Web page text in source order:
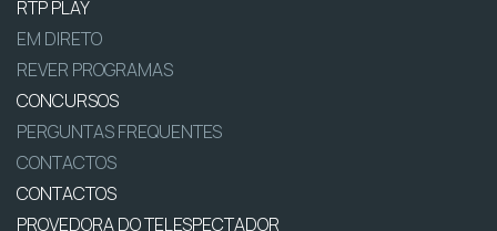
RTP PLAY
EM DIRETO
REVER PROGRAMAS
CONCURSOS
PERGUNTAS FREQUENTES
CONTACTOS
CONTACTOS
PROVEDORA DO TELESPECTADOR